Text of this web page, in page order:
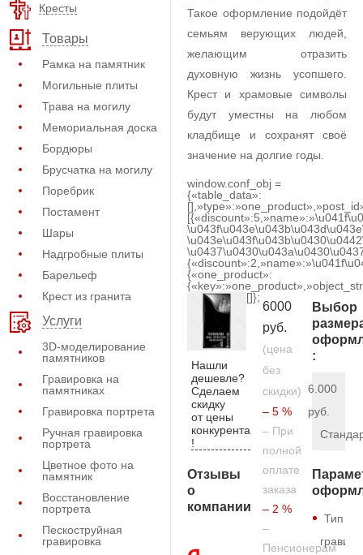
Кресты
Товары
Рамка на памятник
Могильные плиты
Трава на могилу
Мемориальная доска
Бордюры
Брусчатка на могилу
Поребрик
Постамент
Шары
Надгробные плиты
Барельеф
Крест из гранита
Услуги
3D-моделирование
памятников
Гравировка на
памятниках
Гравировка портрета
Ручная гравировка
портрета
Цветное фото на
памятник
Восстановление
портрета
Пескоструйная
гравировка
Такое оформление подойдёт
семьям верующих людей,
желающим отразить
духовную жизнь усопшего.
Крест и храмовые символы
будут уместны на любом
кладбище и сохранят своё
значение на долгие годы.
window.conf_obj =
{«table_data»:
{«one_product»:
[]};
Нашли
дешевле?
Сделаем
скидку
от цены
конкурента
!
Отзывы
о
компании
6000
руб.
(цена
без
скидки)
– 5 %
– При
полной
оплате
заказа
– 2 %
–
Пенсионерам
Выбор
:
6.000
руб.
Тип